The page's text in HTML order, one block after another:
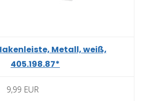
Metall, weiß,
405.198.87*
9,99 EUR